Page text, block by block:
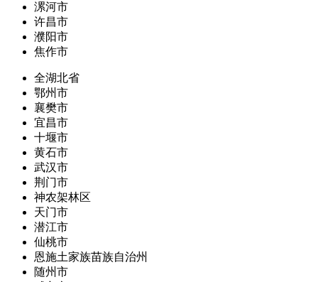
漯河市
许昌市
濮阳市
焦作市
全湖北省
鄂州市
襄樊市
宜昌市
十堰市
黄石市
武汉市
荆门市
神农架林区
天门市
潜江市
仙桃市
恩施土家族苗族自治州
随州市